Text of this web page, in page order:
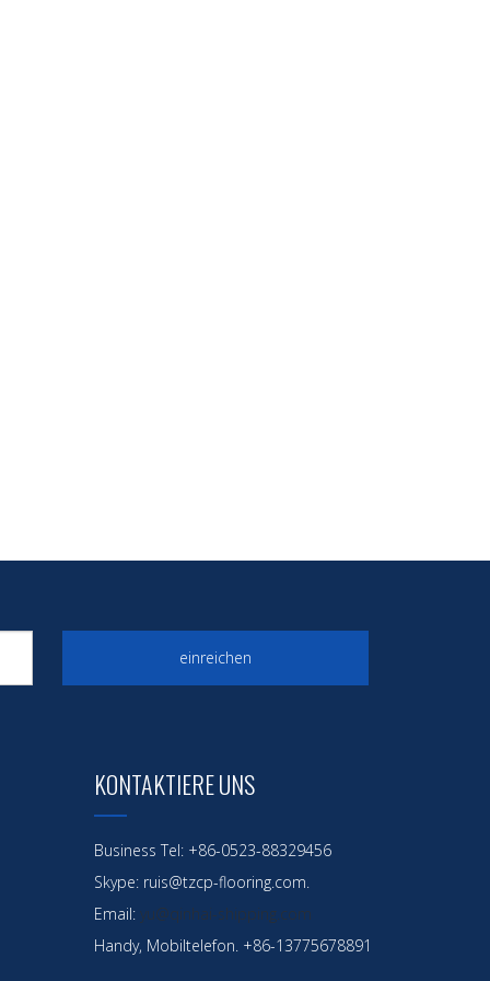
einreichen
KONTAKTIERE UNS
Business Tel: +86-0523-88329456
Skype: ruis@tzcp-flooring.com.
Email: yu@qinhai-shipping.com
Handy, Mobiltelefon. +86-13775678891